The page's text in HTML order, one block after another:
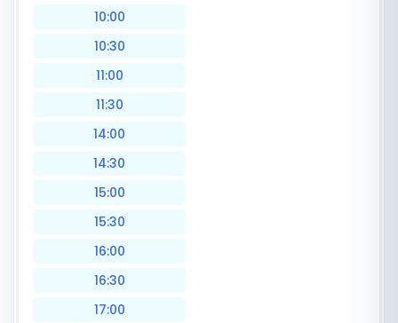
10:00
10:30
11:00
11:30
14:00
14:30
15:00
15:30
16:00
16:30
17:00